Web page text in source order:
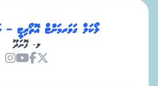
ލޯކަލް ގަވަރމަންޓް އޮތޯރިޓީ –
ލ. ފޮނަދޫ